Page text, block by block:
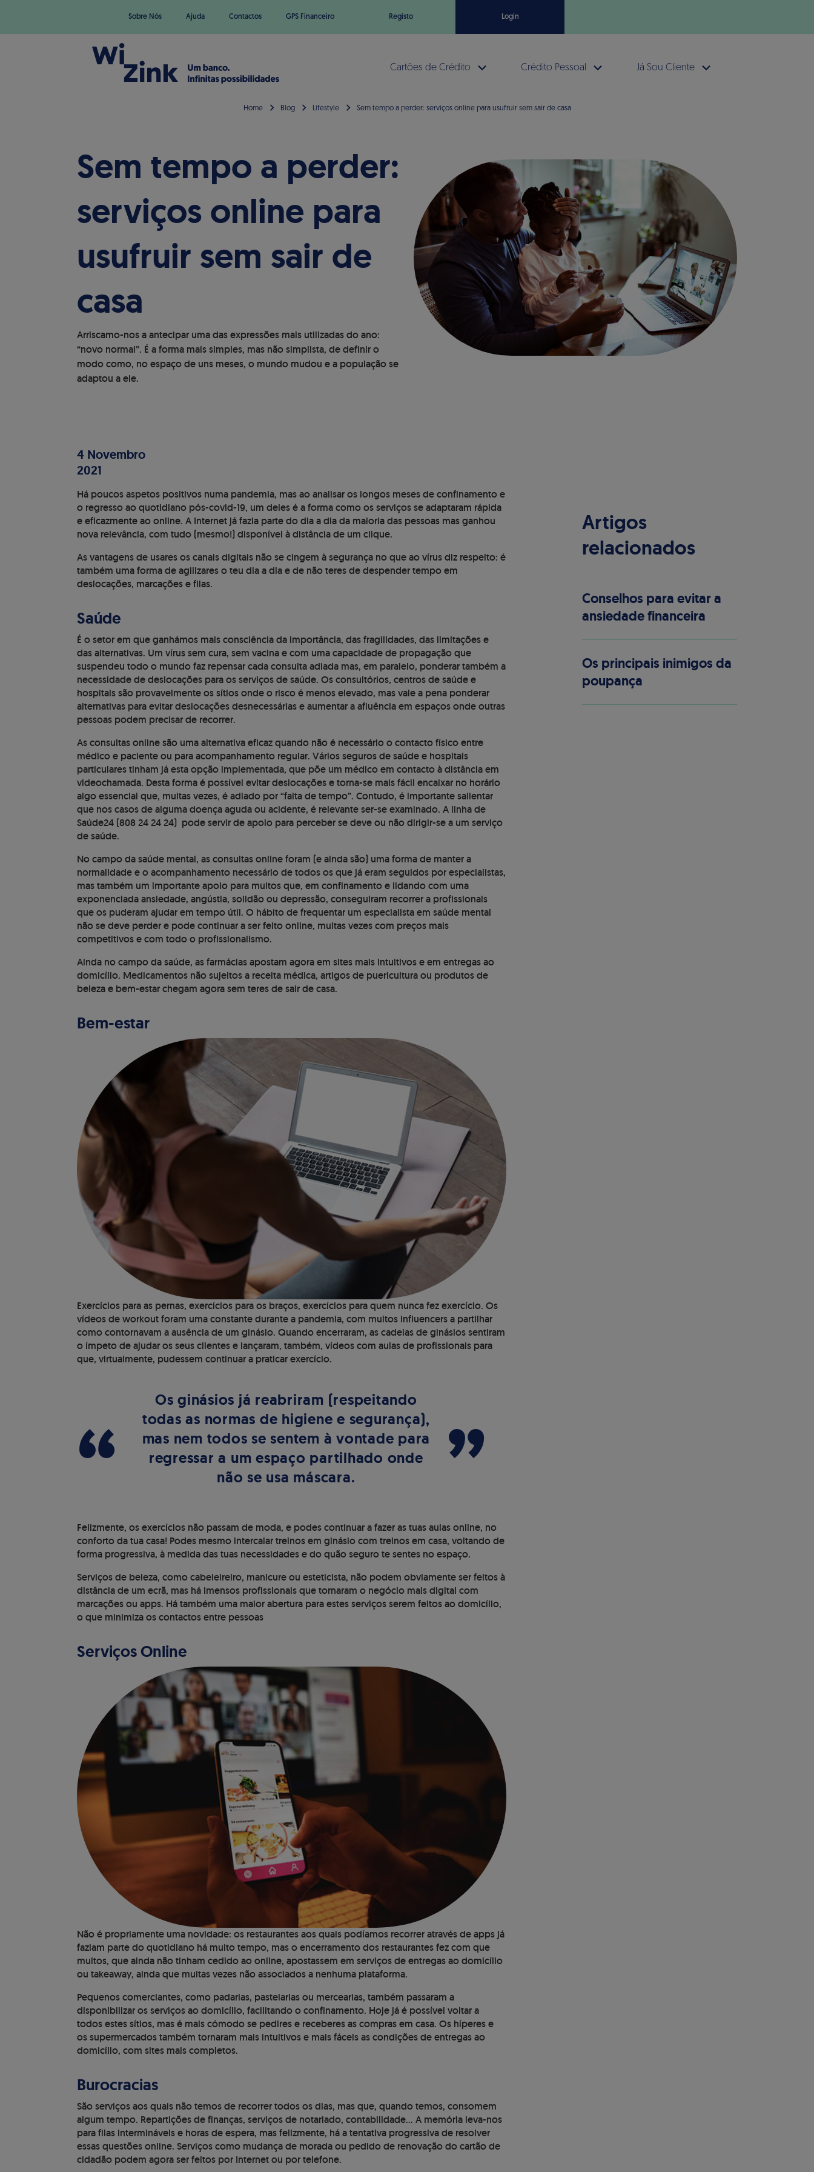
Sobre Nós Ajuda Contactos GPS Financeiro Registo Login
Cartões de Crédito Crédito Pessoal Já Sou Cliente
Home Blog Lifestyle Sem tempo a perder: serviços online para usufruir sem sair de casa
Sem tempo a perder:
serviços online para
usufruir sem sair de
casa
Arriscamo-nos a antecipar uma das expressões mais utilizadas do ano:
“novo normal”. É a forma mais simples, mas não simplista, de definir o
modo como, no espaço de uns meses, o mundo mudou e a população se
adaptou a ele.
4 Novembro
2021
Há poucos aspetos positivos numa pandemia, mas ao analisar os longos meses de confinamento e
o regresso ao quotidiano pós-covid-19, um deles é a forma como os serviços se adaptaram rápida
e eficazmente ao online. A Internet já fazia parte do dia a dia da maioria das pessoas mas ganhou
nova relevância, com tudo (mesmo!) disponível à distância de um clique.
As vantagens de usares os canais digitais não se cingem à segurança no que ao vírus diz respeito: é
também uma forma de agilizares o teu dia a dia e de não teres de despender tempo em
deslocações, marcações e filas.
Saúde
É o setor em que ganhámos mais consciência da importância, das fragilidades, das limitações e
das alternativas. Um vírus sem cura, sem vacina e com uma capacidade de propagação que
suspendeu todo o mundo faz repensar cada consulta adiada mas, em paralelo, ponderar também a
necessidade de deslocações para os serviços de saúde. Os consultórios, centros de saúde e
hospitais são provavelmente os sítios onde o risco é menos elevado, mas vale a pena ponderar
alternativas para evitar deslocações desnecessárias e aumentar a afluência em espaços onde outras
pessoas podem precisar de recorrer.
As consultas online são uma alternativa eficaz quando não é necessário o contacto físico entre
médico e paciente ou para acompanhamento regular. Vários seguros de saúde e hospitais
particulares tinham já esta opção implementada, que põe um médico em contacto à distância em
videochamada. Desta forma é possível evitar deslocações e torna-se mais fácil encaixar no horário
algo essencial que, muitas vezes, é adiado por “falta de tempo”. Contudo, é importante salientar
que nos casos de alguma doença aguda ou acidente, é relevante ser-se examinado. A linha de
Saúde24 (808 24 24 24) pode servir de apoio para perceber se deve ou não dirigir-se a um serviço
de saúde.
No campo da saúde mental, as consultas online foram (e ainda são) uma forma de manter a
normalidade e o acompanhamento necessário de todos os que já eram seguidos por especialistas,
mas também um importante apoio para muitos que, em confinamento e lidando com uma
exponenciada ansiedade, angústia, solidão ou depressão, conseguiram recorrer a profissionais
que os puderam ajudar em tempo útil. O hábito de frequentar um especialista em saúde mental
não se deve perder e pode continuar a ser feito online, muitas vezes com preços mais
competitivos e com todo o profissionalismo.
Ainda no campo da saúde, as farmácias apostam agora em sites mais intuitivos e em entregas ao
domicílio. Medicamentos não sujeitos a receita médica, artigos de puericultura ou produtos de
beleza e bem-estar chegam agora sem teres de sair de casa.
Bem-estar
Exercícios para as pernas, exercícios para os braços, exercícios para quem nunca fez exercício. Os
vídeos de workout foram uma constante durante a pandemia, com muitos influencers a partilhar
como contornavam a ausência de um ginásio. Quando encerraram, as cadeias de ginásios sentiram
o ímpeto de ajudar os seus clientes e lançaram, também, vídeos com aulas de profissionais para
que, virtualmente, pudessem continuar a praticar exercício.
“
Os ginásios já reabriram (respeitando
todas as normas de higiene e segurança),
mas nem todos se sentem à vontade para
regressar a um espaço partilhado onde
não se usa máscara.
”
Felizmente, os exercícios não passam de moda, e podes continuar a fazer as tuas aulas online, no
conforto da tua casa! Podes mesmo intercalar treinos em ginásio com treinos em casa, voltando de
forma progressiva, à medida das tuas necessidades e do quão seguro te sentes no espaço.
Serviços de beleza, como cabeleireiro, manicure ou esteticista, não podem obviamente ser feitos à
distância de um ecrã, mas há imensos profissionais que tornaram o negócio mais digital com
marcações ou apps. Há também uma maior abertura para estes serviços serem feitos ao domicílio,
o que minimiza os contactos entre pessoas
Serviços Online
Não é propriamente uma novidade: os restaurantes aos quais podíamos recorrer através de apps já
faziam parte do quotidiano há muito tempo, mas o encerramento dos restaurantes fez com que
muitos, que ainda não tinham cedido ao online, apostassem em serviços de entregas ao domicílio
ou takeaway, ainda que muitas vezes não associados a nenhuma plataforma.
Pequenos comerciantes, como padarias, pastelarias ou mercearias, também passaram a
disponibilizar os serviços ao domicílio, facilitando o confinamento. Hoje já é possível voltar a
todos estes sítios, mas é mais cómodo se pedires e receberes as compras em casa. Os híperes e
os supermercados também tornaram mais intuitivos e mais fáceis as condições de entregas ao
domicílio, com sites mais completos.
Burocracias
São serviços aos quais não temos de recorrer todos os dias, mas que, quando temos, consomem
algum tempo. Repartições de finanças, serviços de notariado, contabilidade… A memória leva-nos
para filas intermináveis e horas de espera, mas felizmente, há a tentativa progressiva de resolver
essas questões online. Serviços como mudança de morada ou pedido de renovação do cartão de
cidadão podem agora ser feitos por Internet ou por telefone.
Artigos
relacionados
Conselhos para evitar a
ansiedade financeira
Os principais inimigos da
poupança